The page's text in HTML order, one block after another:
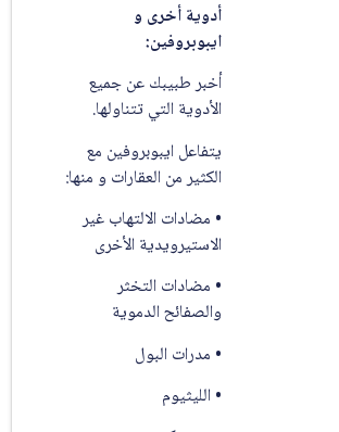
أدوية أخرى و
ايبوبروفين:
أخبر طبيبك عن جميع
الأدوية التي تتناولها.
يتفاعل ايبوبروفين مع
الكثير من العقارات و منها:
• مضادات الالتهاب غير
الاستيرويدية الأخرى
• مضادات التخثر
والصفائح الدموية
• مدرات البول
• الليثيوم